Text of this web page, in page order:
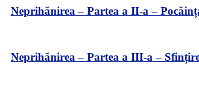
Neprihănirea – Partea a II-a –
Neprihănirea – Partea a III-a –